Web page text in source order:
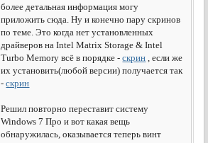
более детальная информация могу
приложить сюда. Ну и конечно пару скринов
по теме. Это когда нет установленных
драйверов на Intel Matrix Storage & Intel
Turbo Memory всё в порядке -скрин , если же
их установить(любой версии) получается так
-скрин
Решил повторно переставит систему
Windows 7 Про и вот какая вещь
обнаружилась, оказывается теперь винт